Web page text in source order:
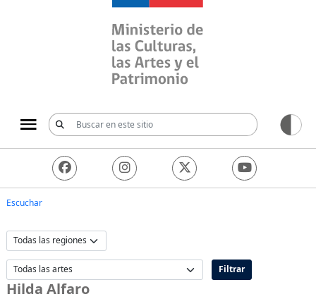
Ministerio de las
Escuchar
Filtrar
Hilda Alfaro